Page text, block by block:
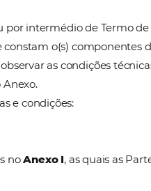
inerentes aos
geral, cujo
ser licenciados em
online onde
cumprir e